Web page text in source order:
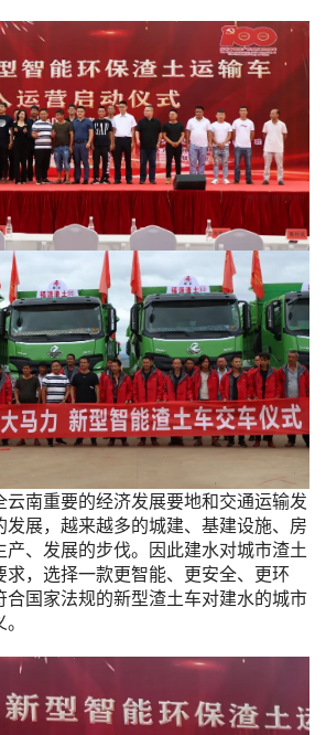
云南重要的经济发展要地和交通运输发
发展，越来越多的城建、基建设施、房
、发展的步伐。因此建水对城市渣土
求，选择一款更智能、更安全、更环
国家法规的新型渣土车对建水的城市